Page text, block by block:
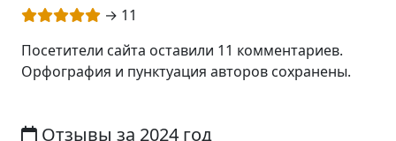
→ 11
Посетители сайта оставили 11 комментариев.
Орфография и пунктуация авторов сохранены.
Отзывы за 2024 год